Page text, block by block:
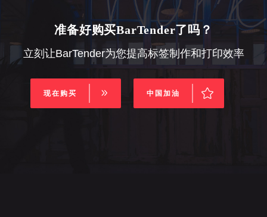
准备好购买BarTender了吗？
立刻让BarTender为您提高标签制作和打印效率
现在购买 中国加油